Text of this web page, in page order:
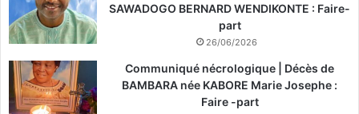
SAWADOGO BERNARD WENDIKONTE : Faire-
part
26/06/2026
Communiqué nécrologique | Décès de
BAMBARA née KABORE Marie Josephe :
Faire -part